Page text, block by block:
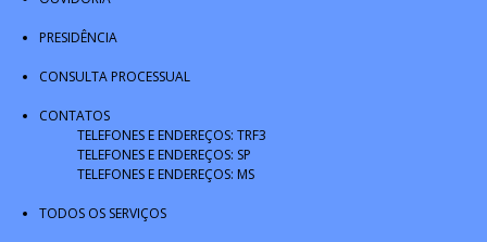
PRESIDÊNCIA
CONSULTA PROCESSUAL
CONTATOS
TELEFONES E ENDEREÇOS: TRF3
TELEFONES E ENDEREÇOS: SP
TELEFONES E ENDEREÇOS: MS
TODOS OS SERVIÇOS